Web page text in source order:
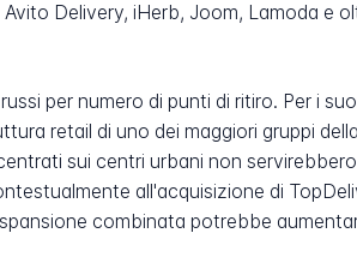
Delivery, iHerb, Joom, Lamoda e
per numero di punti di ritiro. Per i
retail di uno dei maggiori gruppi
sui centri urbani non
all'acquisizione di
combinata potrebbe